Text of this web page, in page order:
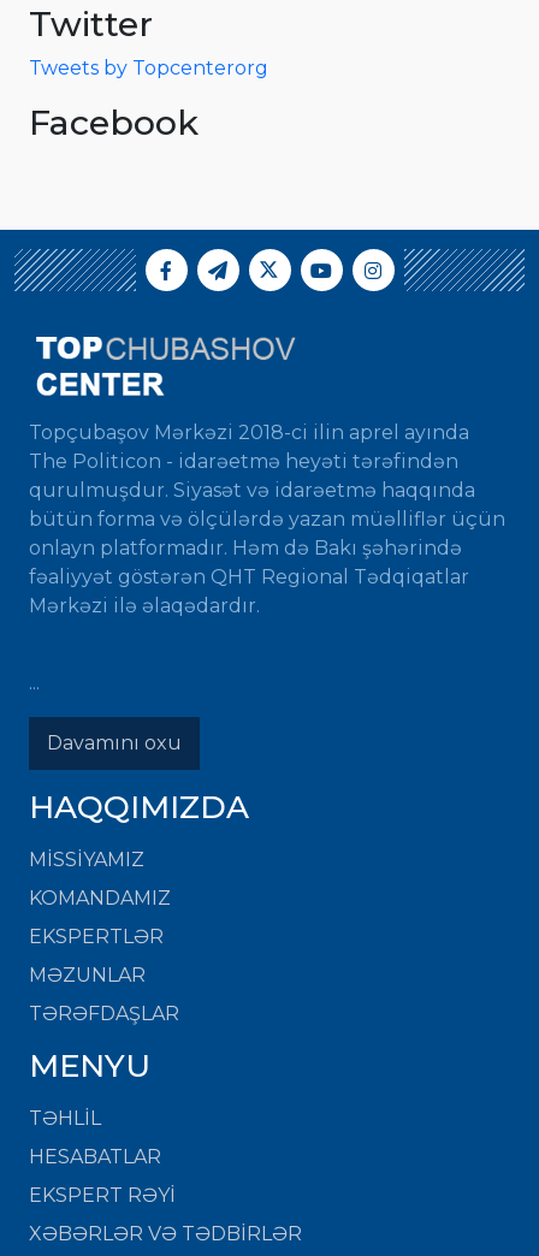
Twitter
Tweets by Topcenterorg
Facebook
Topçubaşov Mərkəzi 2018-ci ilin aprel ayında
The Politicon - idarəetmə heyəti tərəfindən
qurulmuşdur. Siyasət və idarəetmə haqqında
bütün forma və ölçülərdə yazan müəlliflər üçün
onlayn platformadır. Həm də Bakı şəhərində
fəaliyyət göstərən QHT Regional Tədqiqatlar
Mərkəzi ilə əlaqədardır.
...
Davamını oxu
HAQQIMIZDA
MISSIYAMIZ
KOMANDAMIZ
EKSPERTLƏR
MƏZUNLAR
TƏRƏFDAŞLAR
MENYU
TƏHLİL
HESABATLAR
EKSPERT RƏYİ
XƏBƏRLƏR VƏ TƏDBİRLƏR